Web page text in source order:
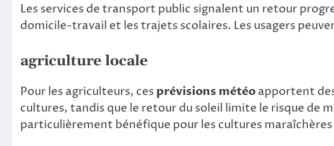
Les services de transport public signalent un retour
domicile-travail et les trajets scolaires. Les usagers
agriculture locale
Pour les agriculteurs, ces prévisions météoapportent
cultures, tandis que le retour du soleil limite le risque de
particulièrement bénéfique pour les cultures